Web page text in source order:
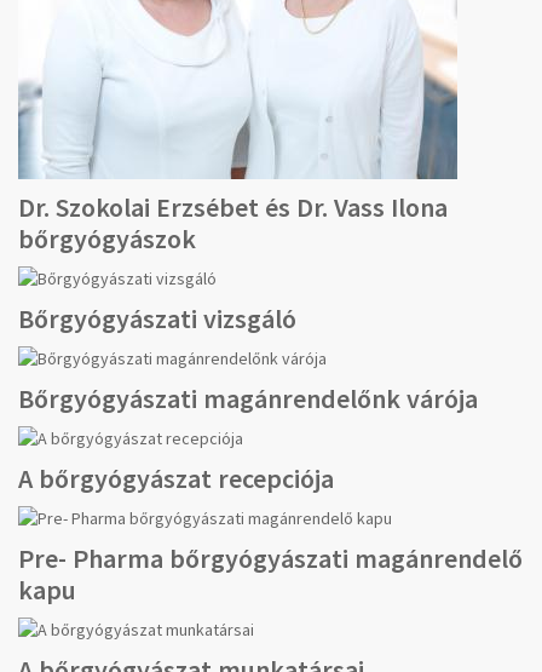
Dr. Szokolai Erzsébet és Dr. Vass Ilona
bőrgyógyászok
Bőrgyógyászati vizsgáló
Bőrgyógyászati magánrendelőnk várója
A bőrgyógyászat recepciója
Pre- Pharma bőrgyógyászati magánrendelő
kapu